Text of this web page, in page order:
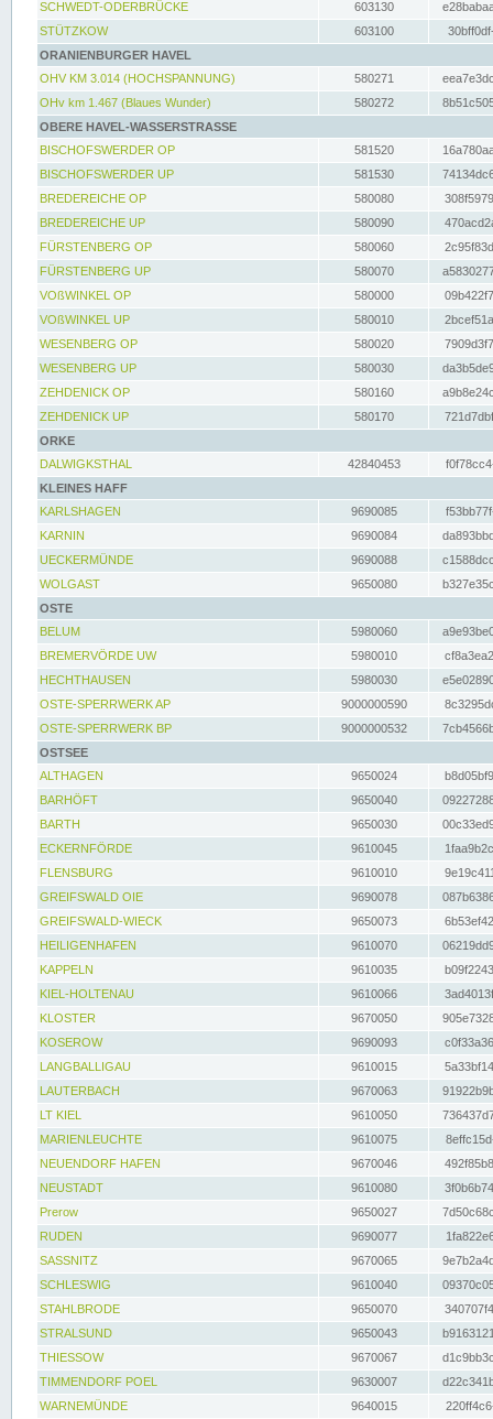
SCHWEDT-ODERBRÜCKE
603130
STÜTZKOW
603100
ORANIENBURGER HAVEL
OHV KM 3.014 (HOCHSPANNUNG)
580271
OHv km 1.467 (Blaues Wunder)
580272
OBERE HAVEL-WASSERSTRASSE
BISCHOFSWERDER OP
581520
BISCHOFSWERDER UP
581530
BREDEREICHE OP
580080
BREDEREICHE UP
580090
FÜRSTENBERG OP
580060
FÜRSTENBERG UP
580070
VOßWINKEL OP
580000
VOßWINKEL UP
580010
WESENBERG OP
580020
WESENBERG UP
580030
ZEHDENICK OP
580160
ZEHDENICK UP
580170
ORKE
DALWIGKSTHAL
42840453
KLEINES HAFF
KARLSHAGEN
9690085
KARNIN
9690084
UECKERMÜNDE
9690088
WOLGAST
9650080
OSTE
BELUM
5980060
BREMERVÖRDE UW
5980010
HECHTHAUSEN
5980030
OSTE-SPERRWERK AP
9000000590
OSTE-SPERRWERK BP
9000000532
OSTSEE
ALTHAGEN
9650024
BARHÖFT
9650040
BARTH
9650030
ECKERNFÖRDE
9610045
FLENSBURG
9610010
GREIFSWALD OIE
9690078
GREIFSWALD-WIECK
9650073
HEILIGENHAFEN
9610070
KAPPELN
9610035
KIEL-HOLTENAU
9610066
KLOSTER
9670050
KOSEROW
9690093
LANGBALLIGAU
9610015
LAUTERBACH
9670063
LT KIEL
9610050
MARIENLEUCHTE
9610075
NEUENDORF HAFEN
9670046
NEUSTADT
9610080
Prerow
9650027
RUDEN
9690077
SASSNITZ
9670065
SCHLESWIG
9610040
STAHLBRODE
9650070
STRALSUND
9650043
THIESSOW
9670067
TIMMENDORF POEL
9630007
WARNEMÜNDE
9640015